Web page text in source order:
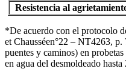
Resistencia al
*De acuerdo con el protocolo
et Chausséen°22 – NT4263,
puentes y caminos) en
en agua del desmoldeado hasta